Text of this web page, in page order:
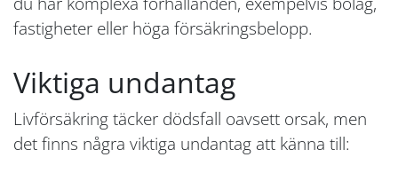
fastigheter eller höga försäkringsbelopp.
Viktiga undantag
Livförsäkring täcker dödsfall oavsett orsak, men
det finns några viktiga undantag att känna till: